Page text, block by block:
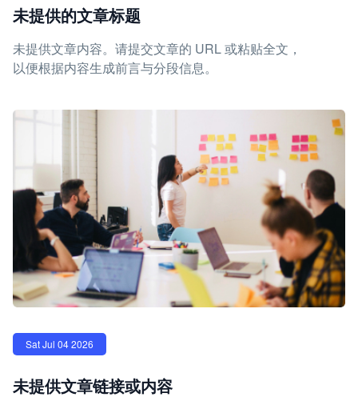
未提供的文章标题
未提供文章内容。请提交文章的 URL 或粘贴全文，
以便根据内容生成前言与分段信息。
Sat Jul 04 2026
未提供文章链接或内容